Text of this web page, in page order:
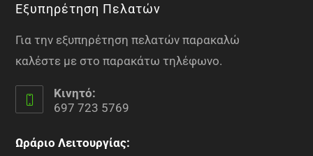
Εξυπηρέτηση Πελατών
Για την εξυπηρέτηση πελατών παρακαλώ
καλέστε με στο παρακάτω τηλέφωνο.
Κινητό:
697 723 5769
Ωράριο Λειτουργίας: